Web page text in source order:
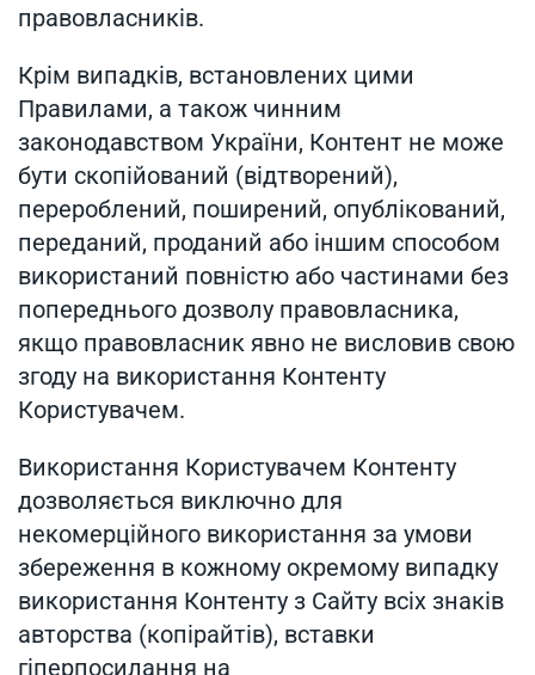
правовласників.
Крім випадків, встановлених цими
Правилами, а також чинним
законодавством України, Контент не може
бути скопійований (відтворений),
перероблений, поширений, опублікований,
переданий, проданий або іншим способом
використаний повністю або частинами без
попереднього дозволу правовласника,
якщо правовласник явно не висловив свою
згоду на використання Контенту
Користувачем.
Використання Користувачем Контенту
дозволяється виключно для
некомерційного використання за умови
збереження в кожному окремому випадку
використання Контенту з Сайту всіх знаків
авторства (копірайтів), вставки
гіперпосилання на